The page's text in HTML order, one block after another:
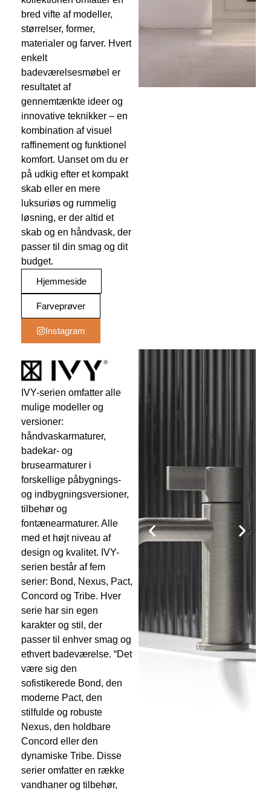
bred vifte af modeller,
størrelser, former,
materialer og farver. Hvert
enkelt
badeværelsesmøbel er
resultatet af
gennemtænkte ideer og
innovative teknikker – en
kombination af visuel
raffinement og funktionel
komfort. Uanset om du er
på udkig efter et kompakt
skab eller en mere
luksuriøs og rummelig
løsning, er der altid et
skab og en håndvask, der
passer til din smag og dit
budget.
Hjemmeside
Farveprøver
Instagram
IVY-serien omfatter alle
mulige modeller og
versioner:
håndvaskarmaturer,
badekar- og
brusearmaturer i
forskellige påbygnings-
og indbygningsversioner,
tilbehør og
fontænearmaturer. Alle
med et højt niveau af
design og kvalitet. IVY-
serien består af fem
serier: Bond, Nexus, Pact,
Concord og Tribe. Hver
serie har sin egen
karakter og stil, der
passer til enhver smag og
ethvert badeværelse. “Det
være sig den
sofistikerede Bond, den
moderne Pact, den
stilfulde og robuste
Nexus, den holdbare
Concord eller den
dynamiske Tribe. Disse
serier omfatter en række
vandhaner og tilbehør,